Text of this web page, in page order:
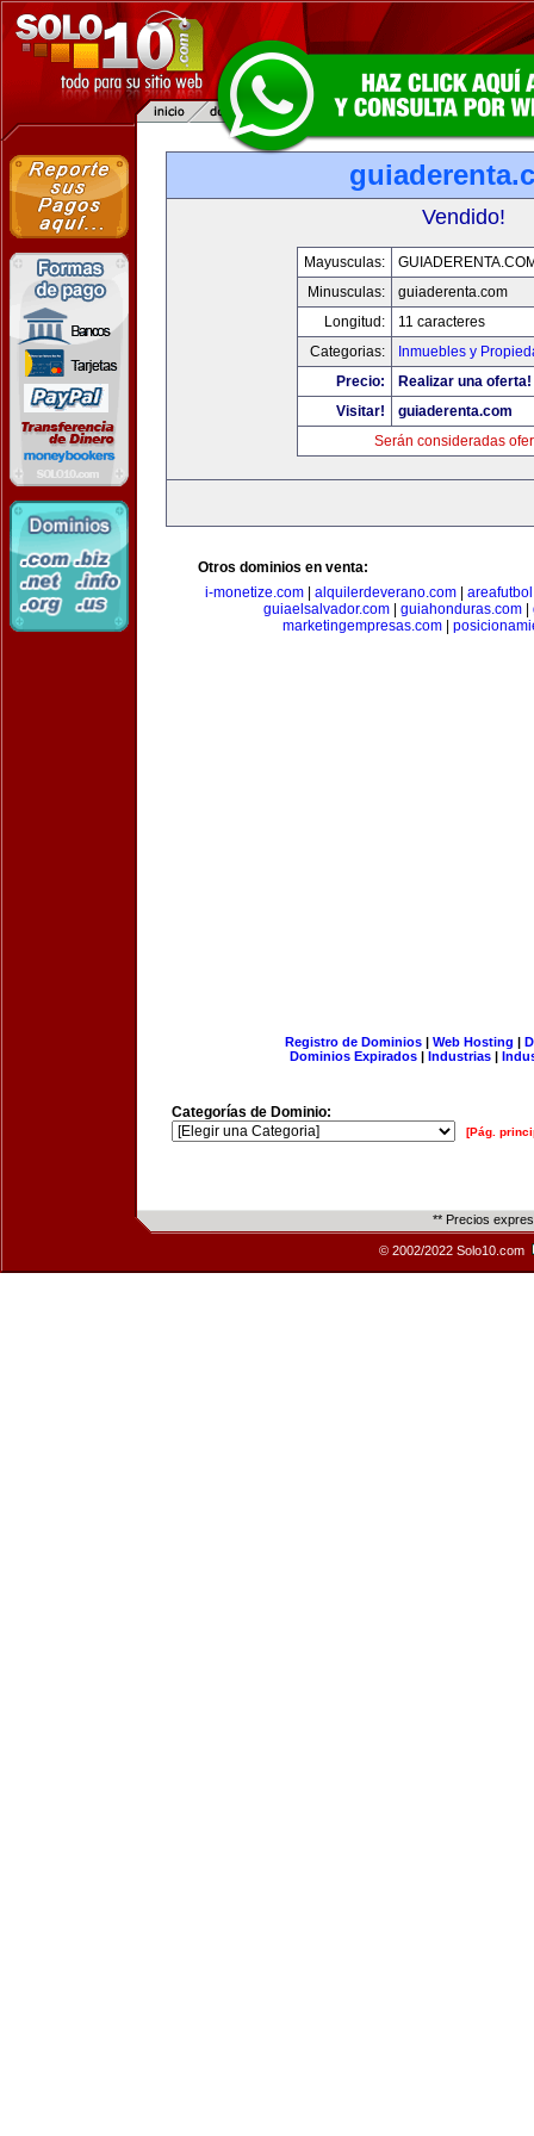
Vendido!
Mayusculas:
Minusculas:
guiaderenta.com
Longitud:
11 caracteres
Categorias:
Inmuebles y
Precio:
Realizar una oferta!
Visitar!
guiaderenta.com
Serán consideradas
Otros dominios en venta:
i-monetize.com
alquilerdeverano.com
guiaelsalvador.com| guiahonduras.com|
marketingempresas.com
Registro de Dominios| Web Hosting |
Dominios Expirados | Industrias |
Categorías de Dominio:
[Pág.
** Precios
© 2002/2022 Solo10.com